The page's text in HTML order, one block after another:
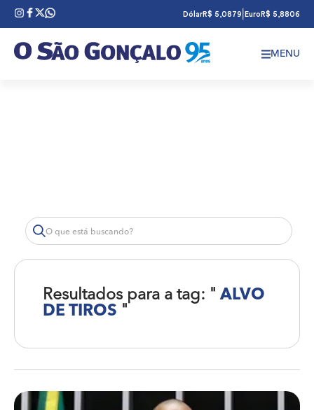
DólarR$ 5,0879 Euro R$ 5,8806
MENU
Resultados para a tag: " ALVO
DE TIROS "